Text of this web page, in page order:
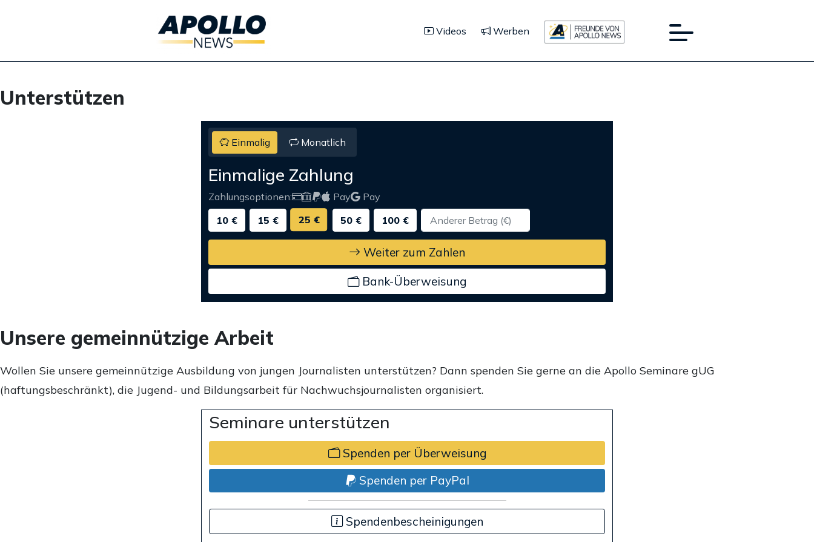
Videos Werben
Unterstützen
Einmalig Monatlich
Einmalige Zahlung
Zahlungsoptionen: Pay
Pay
10 €
15 € 25 € 50 € 100 €
Weiter zum Zahlen
Bank-Überweisung
Unsere gemeinnützige Arbeit
Wollen Sie unsere gemeinnützige Ausbildung von jungen Journalisten unterstützen? Dann spenden Sie gerne an die Apollo Seminare gUG
(haftungsbeschränkt), die Jugend- und Bildungsarbeit für Nachwuchsjournalisten organisiert.
Seminare unterstützen
Spenden per Überweisung
Spenden per PayPal
Spendenbescheinigungen